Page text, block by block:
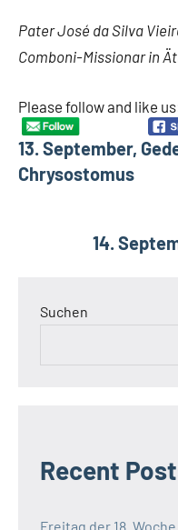
Pater José da Silva
Comboni-Missionar in
Please follow and like
Schlagwörter
Äthiopien
Freiwillige
Katechese
13. September,
Chrysostomus
14.
Suchen
Recent
Freitag der 18.